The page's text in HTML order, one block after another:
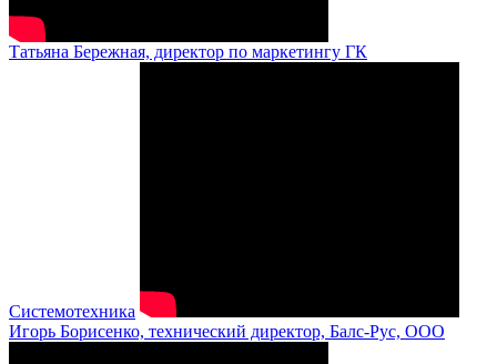
Татьяна Бережная, директор по маркетингу ГК
Системотехника
Игорь Борисенко, технический директор, Балс-Рус, ООО